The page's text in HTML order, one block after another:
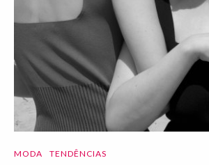
MODA TENDÊNCIAS